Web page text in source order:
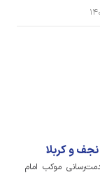
موکب امام